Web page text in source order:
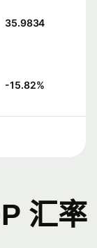
35.9834
-15.82%
汇率